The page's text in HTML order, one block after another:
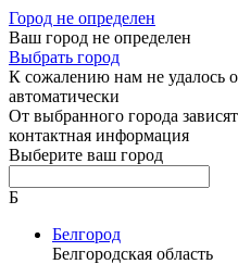
Город не определен
Ваш город не определен
Выбрать город
К сожалению нам не удалось
автоматически
От выбранного города
контактная информация
Выберите ваш город
Б
Белгород
Белгородская область